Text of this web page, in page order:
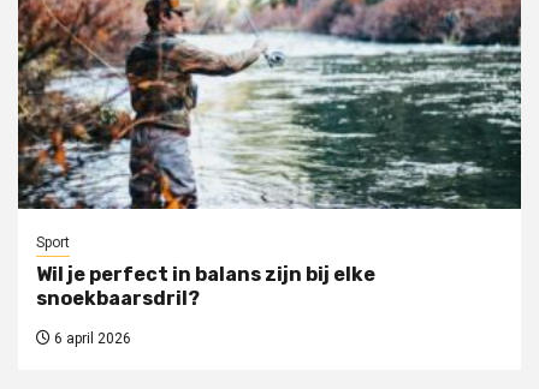
Sport
Wil je perfect in balans zijn bij elke
snoekbaarsdril?
6 april 2026